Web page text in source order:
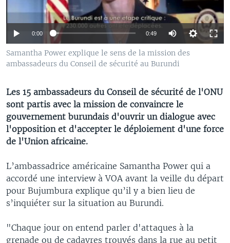
0:00 0:49
Samantha Power explique le sens de la mission des
ambassadeurs du Conseil de sécurité au Burundi
Les 15 ambassadeurs du Conseil de sécurité de l'ONU
sont partis avec la mission de convaincre le
gouvernement burundais d'ouvrir un dialogue avec
l'opposition et d'accepter le déploiement d'une force
de l'Union africaine.
L’ambassadrice américaine Samantha Power qui a
accordé une interview à VOA avant la veille du départ
pour Bujumbura explique qu’il y a bien lieu de
s’inquiéter sur la situation au Burundi.
"Chaque jour on entend parler d'attaques à la
grenade ou de cadavres trouvés dans la rue au petit